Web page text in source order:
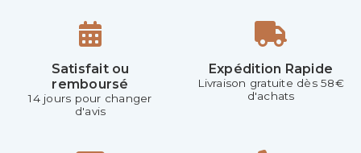
Satisfait ou
remboursé
14 jours pour changer
d'avis
Expédition Rapide
Livraison gratuite dès 58€
d'achats